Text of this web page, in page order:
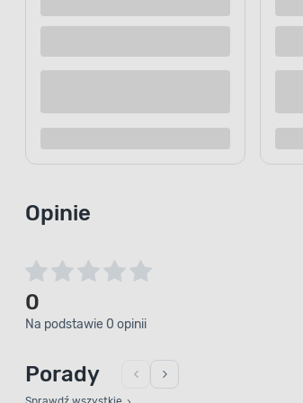
jest odporna na
wewnątrz
pomocą
Opinie
0
Na podstawie 0 opinii
Porady